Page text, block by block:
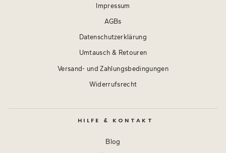
Impressum
AGBs
Datenschutzerklärung
Umtausch & Retouren
Versand- und Zahlungsbedingungen
Widerrufsrecht
HILFE & KONTAKT
Blog